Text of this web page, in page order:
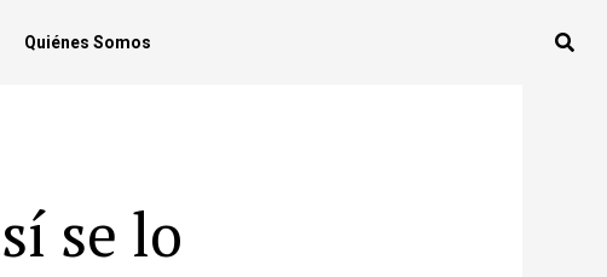
Quiénes Somos
se lo